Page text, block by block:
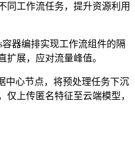
同工作流任务，提升资源利用
容器编排实现工作流组件的隔
扩展，应对流量峰值。
中心节点，将预处理任务下沉
仅上传匿名特征至云端模型，